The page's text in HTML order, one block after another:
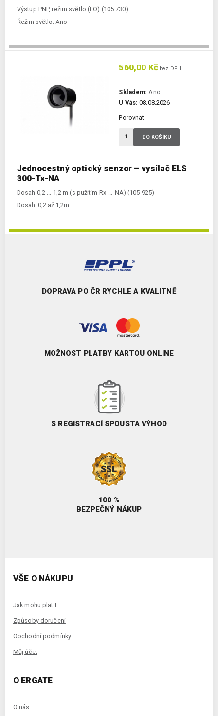
Výstup PNP, režim světlo (LO) (105 730)
Řežim světlo: Ano
Jednocestný optický senzor – vysílač ELS
300-Tx-NA
Dosah 0,2 ... 1,2 m (s pužitím Rx-...-NA) (105 925)
Dosah: 0,2 až 1,2m
560,00 Kč bez DPH
Skladem: Ano
U Vás: 08.08.2026
Porovnat
DO KOŠÍKU
DOPRAVA PO ČR RYCHLE A KVALITNĚ
MOŽNOST PLATBY KARTOU ONLINE
S REGISTRACÍ SPOUSTA VÝHOD
100 %
BEZPEČNÝ NÁKUP
VŠE O NÁKUPU
Jak mohu platit
Způsoby doručení
Obchodní podmínky
Můj účet
O ERGATE
O nás